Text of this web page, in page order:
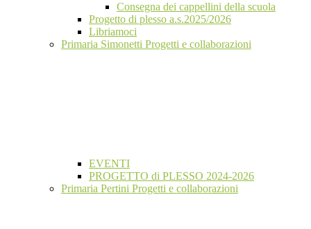
Consegna dei cappellini della scuola
Progetto di plesso a.s.2025/2026
Libriamoci
Primaria Simonetti Progetti e collaborazioni
EVENTI
PROGETTO di PLESSO 2024-2026
Primaria Pertini Progetti e collaborazioni